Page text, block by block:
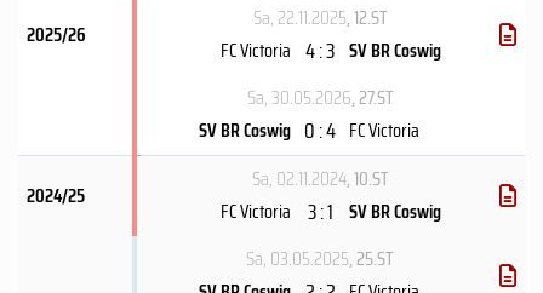
2025/26
Sa, 22.11.2025, 12.ST
FC Victoria 4 : 3 SV BR Coswig
Sa, 30.05.2026, 27.ST
SV BR Coswig 0 : 4 FC Victoria
2024/25
Sa, 02.11.2024, 10.ST
FC Victoria 3 : 1 SV BR Coswig
Sa, 03.05.2025, 25.ST